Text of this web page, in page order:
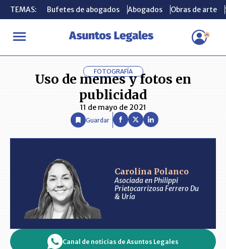
TEMAS: Bufetes de abogados Abogados Obras de arte
INICIO ANÁLISIS CAROLINA POLANCO Uso de memes y
TEMAS: Bufetes de abogados Abogados Obras de arte
FOTOGRAFÍA
Uso de memes y fotos en
publicidad
11 de mayo de 2021
Guardar
Carolina Polanco
Asociada en Philippi
Prietocarrizosa Ferrero Du
& Uría
Canal de noticias de Asuntos Legales